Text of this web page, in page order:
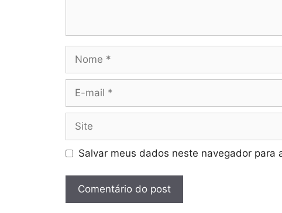
mail
Salvar meus dados neste navegador para